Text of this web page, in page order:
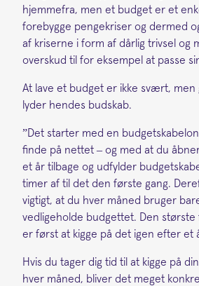
hjemmefra, men et budget er et
forebygge pengekriser og dermed
af kriserne i form af dårlig trivsel og
overskud til for eksempel at passe
At lave et budget er ikke svært, men
lyder hendes budskab.
”Det starter med en
finde på nettet – og med at du
et år tilbage og udfylder
timer af til det den første gang.
vigtigt, at du hver måned bruger
vedligeholde budgettet. Den største
er først at kigge på det igen efter et
Hvis du tager dig tid til at kigge på
hver måned, bliver det meget